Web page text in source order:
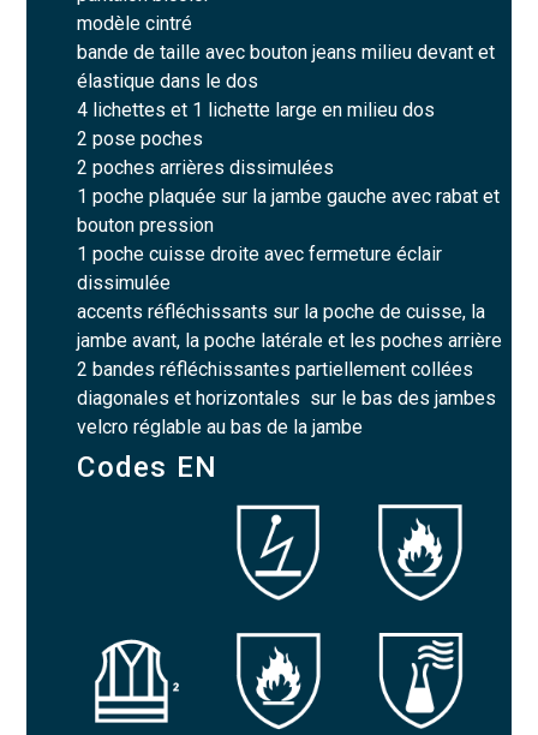
modèle cintré
bande de taille avec bouton jeans milieu devant et
élastique dans le dos
4 lichettes et 1 lichette large en milieu dos
2 pose poches
2 poches arrières dissimulées
1 poche plaquée sur la jambe gauche avec rabat et
bouton pression
1 poche cuisse droite avec fermeture éclair
dissimulée
accents réfléchissants sur la poche de cuisse, la
jambe avant, la poche latérale et les poches arrière
2 bandes réfléchissantes partiellement collées
diagonales et horizontales sur le bas des jambes
velcro réglable au bas de la jambe
Codes EN